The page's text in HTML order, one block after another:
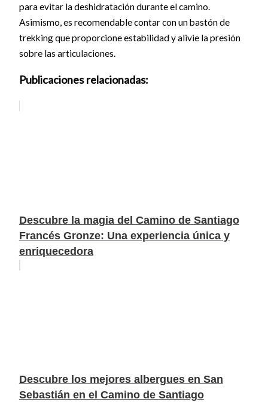
para evitar la deshidratación durante el camino.
Asimismo, es recomendable contar con un bastón de
trekking que proporcione estabilidad y alivie la presión
sobre las articulaciones.
Publicaciones relacionadas:
Descubre la magia del Camino de Santiago
Francés Gronze: Una experiencia única y
enriquecedora
Descubre los mejores albergues en San
Sebastián en el Camino de Santiago